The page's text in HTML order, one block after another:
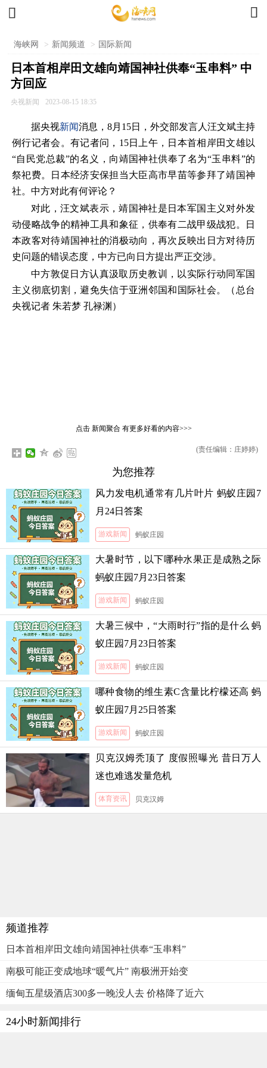
 
海峡网 > 新闻频道 > 国际新闻
日本首相岸田文雄向靖国神社供奉“玉串料” 中
方回应
央视新闻 2023-08-15 18:35
据央视新闻消息，8月15日，外交部发言人汪文斌主持
例行记者会。有记者问，15日上午，日本首相岸田文雄以
“自民党总裁”的名义，向靖国神社供奉了名为“玉串料”的
祭祀费。日本经济安保担当大臣高市早苗等参拜了靖国神
社。中方对此有何评论？
对此，汪文斌表示，靖国神社是日本军国主义对外发
动侵略战争的精神工具和象征，供奉有二战甲级战犯。日
本政客对待靖国神社的消极动向，再次反映出日方对待历
史问题的错误态度，中方已向日方提出严正交涉。
中方敦促日方认真汲取历史教训，以实际行动同军国
主义彻底切割，避免失信于亚洲邻国和国际社会。（总台
央视记者 朱若梦 孔禄渊）
点击 新闻聚合有更多好看的内容>>>
(责任编辑：庄婷婷)
为您推荐
风力发电机通常有几片叶片 蚂蚁庄园7
月24日答案
游戏新闻 蚂蚁庄园
大暑时节，以下哪种水果正是成熟之际
蚂蚁庄园7月23日答案
游戏新闻 蚂蚁庄园
大暑三候中，“大雨时行”指的是什么 蚂
蚁庄园7月23日答案
游戏新闻 蚂蚁庄园
哪种食物的维生素C含量比柠檬还高 蚂
蚁庄园7月25日答案
游戏新闻 蚂蚁庄园
贝克汉姆秃顶了 度假照曝光 昔日万人
迷也难逃发量危机
体育资讯 贝克汉姆
频道推荐
日本首相岸田文雄向靖国神社供奉“玉串料”
南极可能正变成地球“暖气片” 南极洲开始变
缅甸五星级酒店300多一晚没人去 价格降了近六
24小时新闻排行